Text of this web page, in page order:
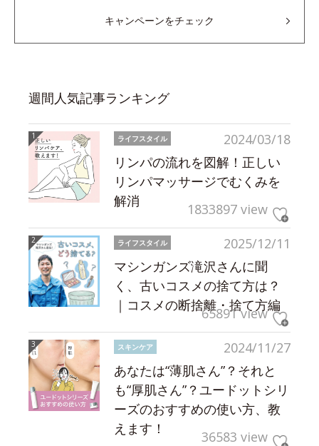
キャンペーンをチェック
週間人気記事ランキング
2024/03/18
ライフスタイル
リンパの流れを図解！正しい
リンパマッサージでむくみを
解消
1833897 view
2025/12/11
ライフスタイル
マシンガンズ滝沢さんに聞
く、古いコスメの捨て方は？
｜コスメの断捨離・捨て方編
65891 view
2024/11/27
スキンケア
あなたは“薄肌さん”？それと
も“厚肌さん”？ユードットシリ
ーズのおすすめの使い方、教
えます！
36583 view